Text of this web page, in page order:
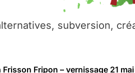
subversion,
contre l’A412 à
Fripon – vernissage 21